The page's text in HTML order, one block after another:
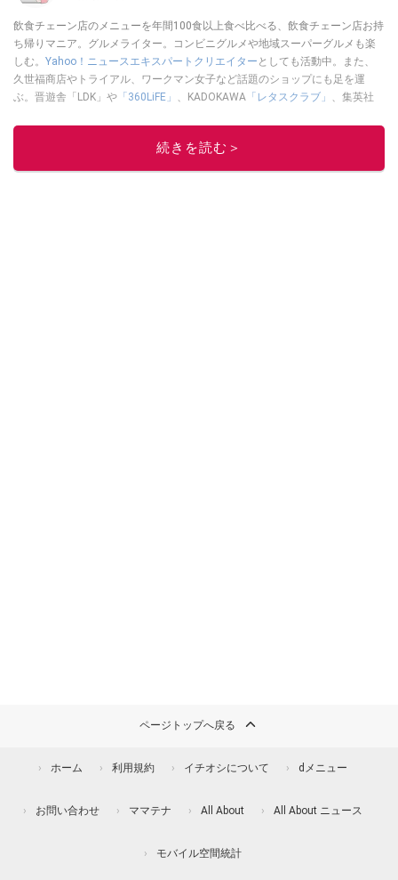
飲食チェーン店のメニューを年間100食以上食べ比べる、飲食チェーン店お持
ち帰りマニア。グルメライター。コンビニグルメや地域スーパーグルメも楽
しむ。 Yahoo！ニュースエキスパートクリエイター としても活動中。また、
久世福商店やトライアル、ワークマン女子など話題のショップにも足を運
ぶ。晋遊舎「LDK」や 「360LiFE」 、KADOKAWA 「レタスクラブ」 、集英社
ルメライター、食の専門家として出演実績あり。
続きを読む＞
ページトップへ戻る
ホーム 利用規約 イチオシについて dメニュー
お問い合わせ ママテナ All About All About ニュース
モバイル空間統計